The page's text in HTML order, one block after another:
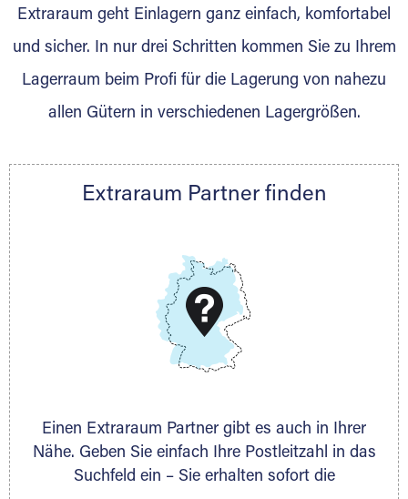
Digitale Buchungsplattform
Gewinnung von Neukunden
Nachricht.
Telefon:+49 6145 5442 - 404
DMG Aktiengesellschaft
www.dmg-ag.com
Extraraum geht Einlagern ganz einfach, komfortabel
und sicher. In nur drei Schritten kommen Sie zu Ihrem
Lagerraum beim Profi für die Lagerung von nahezu
allen Gütern in verschiedenen Lagergrößen.
Extraraum Partner finden
Einen Extraraum Partner gibt es auch in Ihrer
Nähe. Geben Sie einfach Ihre Postleitzahl in das
Suchfeld ein – Sie erhalten sofort die